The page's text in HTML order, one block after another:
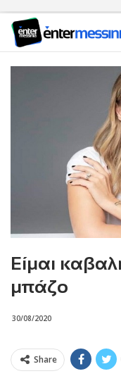
Είμαι
μπάζο
30/08/2020
Share